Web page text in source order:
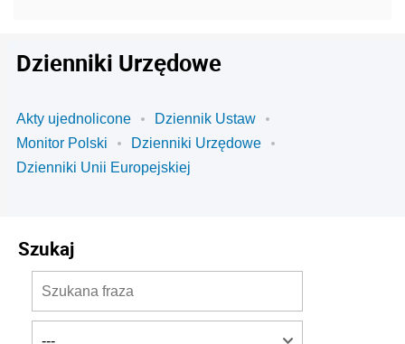
Dzienniki Urzędowe
Akty ujednolicone
Dziennik Ustaw
Monitor Polski
Dzienniki Urzędowe
Dzienniki Unii Europejskiej
Szukaj